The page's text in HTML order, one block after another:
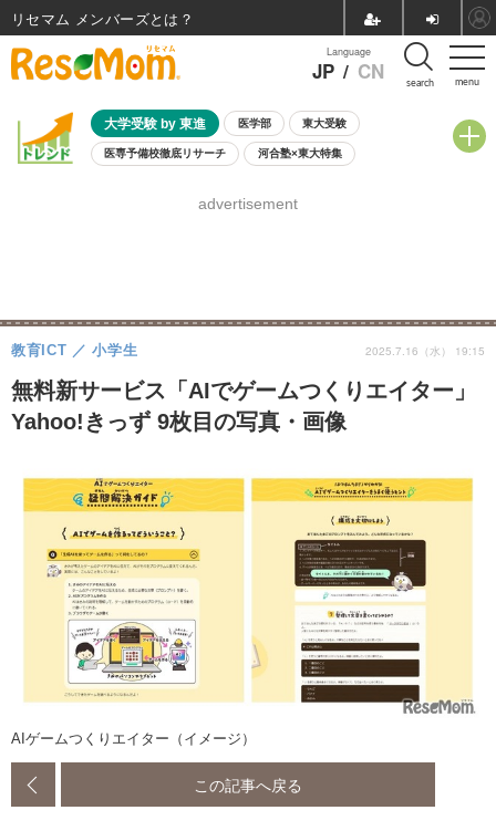
menu
Language
JP / CN search
大学受験 by 東進 医学部 東大受験
医専予備校徹底リサーチ 河合塾×東大特集
8月開催学校説明会・相談会
advertisement
無料新サービス「AIでゲームつくりエイター」
Yahoo!きっず 9枚目の写真・画像
教育ICT 小学生 2025.7.16（水） 19:15
AIゲームつくりエイター（イメージ）
この記事へ戻る
リセマム メンバーズ